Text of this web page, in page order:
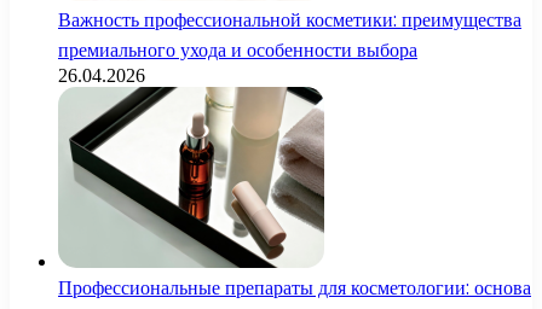
Важность профессиональной косметики: преимущества
премиального ухода и особенности выбора
26.04.2026
Профессиональные препараты для косметологии: основа